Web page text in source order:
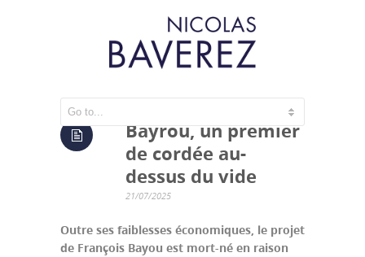
Bayrou, un premier
de cordée au-
dessus du vide
21/07/2025
Outre ses faiblesses économiques, le projet
de François Bayou est mort-né en raison